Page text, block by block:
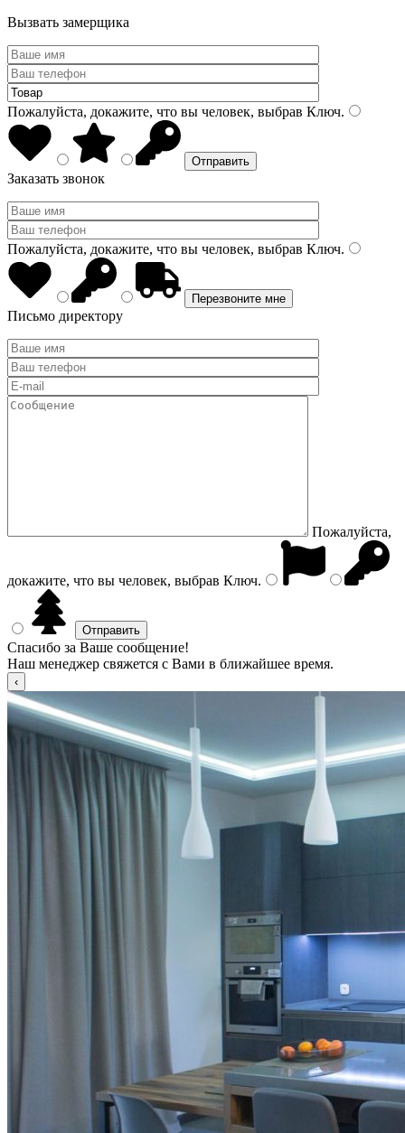
Вызвать замерщика
Пожалуйста, докажите, что вы человек, выбрав Ключ.
Заказать звонок
Пожалуйста, докажите, что вы человек, выбрав Ключ.
Письмо директору
Пожалуйста,
докажите, что вы человек, выбрав Ключ.
Спасибо за Ваше сообщение!
Наш менеджер свяжется с Вами в ближайшее время.